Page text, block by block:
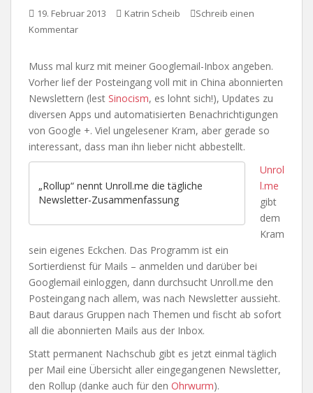
19. Februar 2013 Katrin Scheib
Schreib einen
Kommentar
Muss mal kurz mit meiner Googlemail-Inbox angeben.
Vorher lief der Posteingang voll mit in China abonnierten
Newslettern (lest Sinocism, es lohnt sich!), Updates zu
diversen Apps und automatisierten Benachrichtigungen
von Google +. Viel ungelesener Kram, aber gerade so
interessant, dass man ihn lieber nicht abbestellt.
„Rollup“ nennt Unroll.me die tägliche
Newsletter-Zusammenfassung
Unrol
l.me
gibt
dem
Kram
sein eigenes Eckchen. Das Programm ist ein
Sortierdienst für Mails – anmelden und darüber bei
Googlemail einloggen, dann durchsucht Unroll.me den
Posteingang nach allem, was nach Newsletter aussieht.
Baut daraus Gruppen nach Themen und fischt ab sofort
all die abonnierten Mails aus der Inbox.
Statt permanent Nachschub gibt es jetzt einmal täglich
per Mail eine Übersicht aller eingegangenen Newsletter,
den Rollup (danke auch für den Ohrwurm).